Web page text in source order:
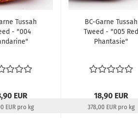
Tussah
- "004
EUR
EUR pro kg
BC-Garne Tussah
Tweed - "005 Red
Phantasie"
18,90 EUR
378,00 EUR pro kg